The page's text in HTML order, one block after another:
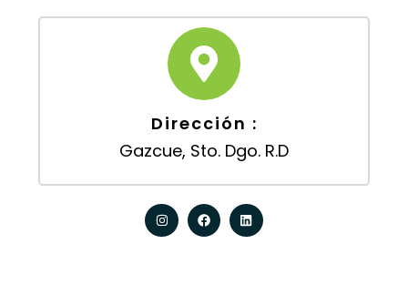
Dirección :
Gazcue, Sto. Dgo. R.D